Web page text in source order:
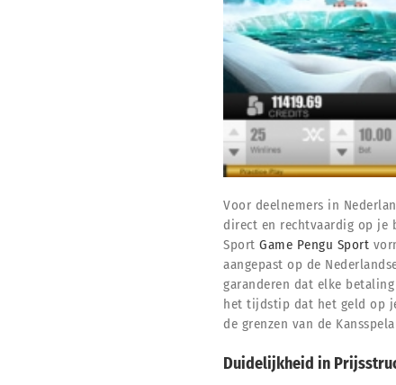
Voor deelnemers in
direct en rechtvaardig op je
SportGame Pengu Sport
aangepast op de
garanderen dat elke
het tijdstip dat het geld op
de grenzen van de
Duidelijkheid in